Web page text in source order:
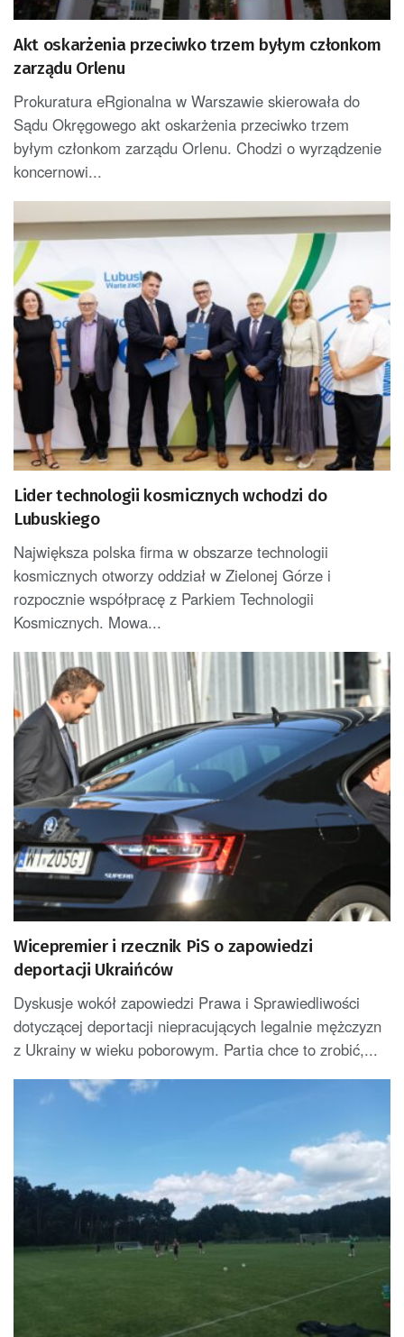
Akt oskarżenia przeciwko trzem byłym członkom
zarządu Orlenu
Prokuratura eRgionalna w Warszawie skierowała do
Sądu Okręgowego akt oskarżenia przeciwko trzem
byłym członkom zarządu Orlenu. Chodzi o wyrządzenie
koncernowi...
Lider technologii kosmicznych wchodzi do
Lubuskiego
Największa polska firma w obszarze technologii
kosmicznych otworzy oddział w Zielonej Górze i
rozpocznie współpracę z Parkiem Technologii
Kosmicznych. Mowa...
Wicepremier i rzecznik PiS o zapowiedzi
deportacji Ukraińców
Dyskusje wokół zapowiedzi Prawa i Sprawiedliwości
dotyczącej deportacji niepracujących legalnie mężczyzn
z Ukrainy w wieku poborowym. Partia chce to zrobić,...